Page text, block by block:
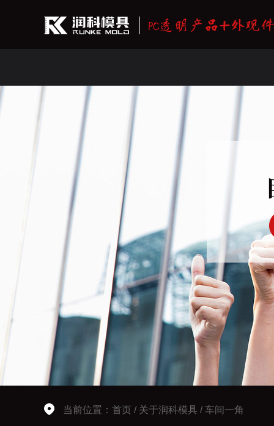
当前位置： 首页 / 关于润科模具 /车间一角